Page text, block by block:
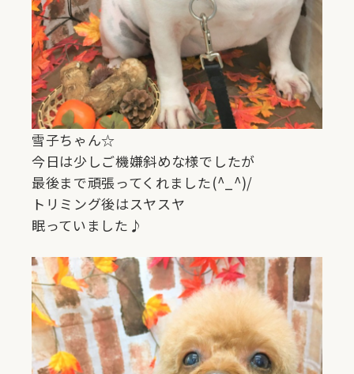
雪子ちゃん☆
今日は少しご機嫌斜めな様でしたが
最後まで頑張ってくれました(^_^)/
トリミング後はスヤスヤ
眠っていました♪